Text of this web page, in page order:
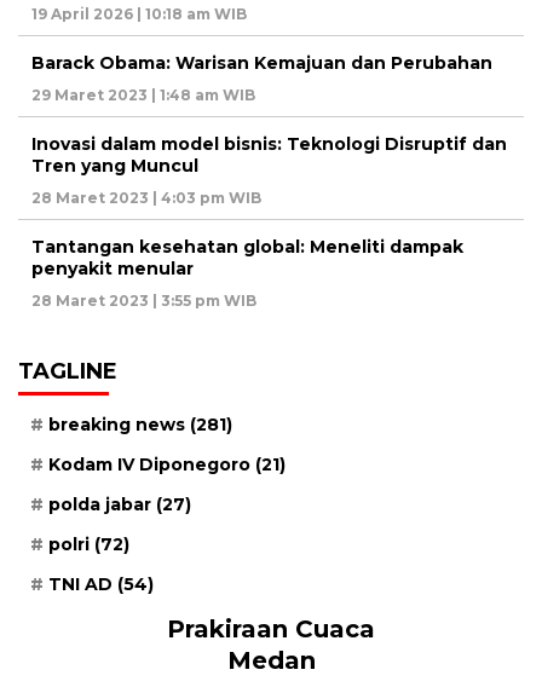
19 April 2026 | 10:18 am WIB
Barack Obama: Warisan Kemajuan dan Perubahan
29 Maret 2023 | 1:48 am WIB
Inovasi dalam model bisnis: Teknologi Disruptif dan
Tren yang Muncul
28 Maret 2023 | 4:03 pm WIB
Tantangan kesehatan global: Meneliti dampak
penyakit menular
28 Maret 2023 | 3:55 pm WIB
TAGLINE
breaking news (281)
Kodam IV Diponegoro (21)
polda jabar (27)
polri (72)
TNI AD (54)
Prakiraan Cuaca
Medan